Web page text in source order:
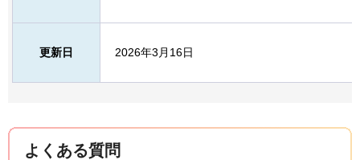
更新日 2026年3月16日
よくある質問